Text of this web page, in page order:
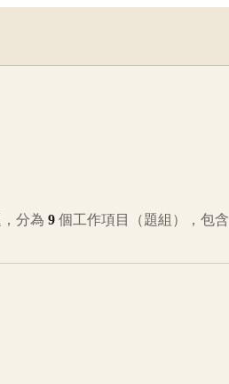
分為 9 個工作項目（題組），包含